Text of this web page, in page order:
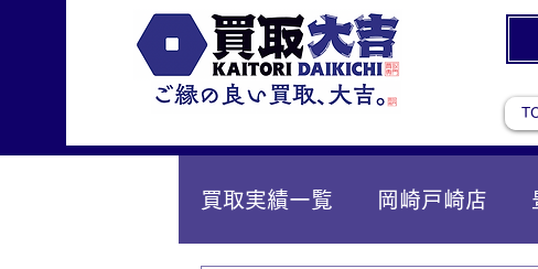
買取実績一覧 岡崎戸崎店